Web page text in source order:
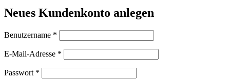
Neues Kundenkonto anlegen
Benutzername *
E-Mail-Adresse *
Passwort *